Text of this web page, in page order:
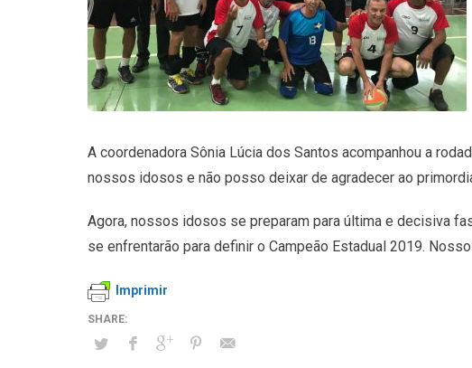
A coordenadora Sônia Lúcia dos Santos acompanhou a
nossos idosos e não posso deixar de agradecer ao
Agora, nossos idosos se preparam para última e decisiva
se enfrentarão para definir o Campeão Estadual 2019.
Imprimir